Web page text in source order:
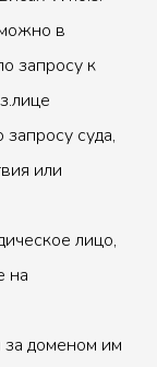
в
запросу к
суда,
или
лицо,
на
за доменом им